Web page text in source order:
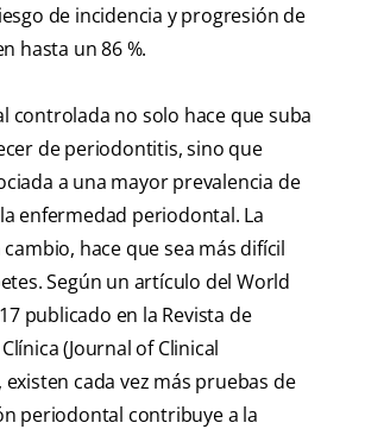
de incidencia y progresión de
hasta un 86 %.
controlada no solo hace que suba
de periodontitis, sino que
a una mayor prevalencia de
enfermedad periodontal. La
hace que sea más difícil
Según un artículo del World
publicado en la Revista de
(Journal of Clinical
cada vez más pruebas de
periodontal contribuye a la